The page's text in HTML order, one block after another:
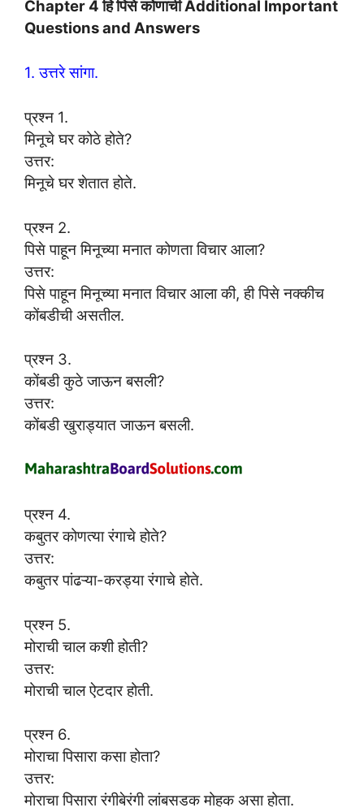
Chapter 4 हि पिसे कोणाची Additional Important
Questions and Answers
1. उत्तरे सांगा.
प्रश्न 1.
मिनूचे घर कोठे होते?
उत्तर:
मिनूचे घर शेतात होते.
प्रश्न 2.
पिसे पाहून मिनूच्या मनात कोणता विचार आला?
उत्तर:
पिसे पाहून मिनूच्या मनात विचार आला की, ही पिसे नक्कीच
कोंबडीची असतील.
प्रश्न 3.
कोंबडी कुठे जाऊन बसली?
उत्तर:
कोंबडी खुराड्यात जाऊन बसली.
प्रश्न 4.
कबुतर कोणत्या रंगाचे होते?
उत्तर:
कबुतर पांढऱ्या-करड्या रंगाचे होते.
प्रश्न 5.
मोराची चाल कशी होती?
उत्तर:
मोराची चाल ऐटदार होती.
प्रश्न 6.
मोराचा पिसारा कसा होता?
उत्तर:
मोराचा पिसारा रंगीबेरंगी लांबसडक मोहक असा होता.